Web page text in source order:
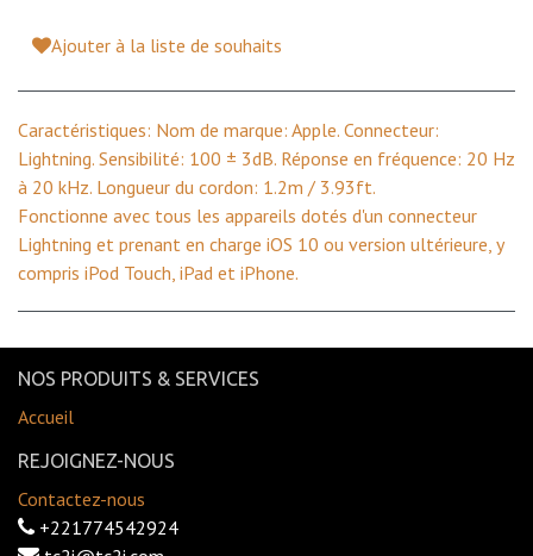
Ajouter à la liste de souhaits
Caractéristiques: Nom de marque: Apple. Connecteur:
Lightning. Sensibilité: 100 ± 3dB. Réponse en fréquence: 20 Hz
à 20 kHz. Longueur du cordon: 1.2m / 3.93ft.
Fonctionne avec tous les appareils dotés d'un connecteur
Lightning et prenant en charge iOS 10 ou version ultérieure, y
compris iPod Touch, iPad et iPhone.
NOS PRODUITS & SERVICES
Accueil
REJOIGNEZ-NOUS
Contactez-nous
+221774542924